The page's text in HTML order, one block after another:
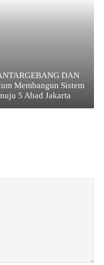
DAN
Membangun Sistem
5 Abad Jakarta